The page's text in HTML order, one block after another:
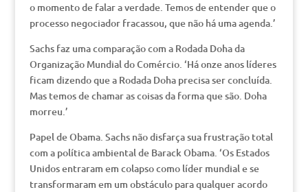
o momento de falar a verdade. Temos de entender que o
processo negociador fracassou, que não há uma agenda.’
Sachs faz uma comparação com a Rodada Doha da
Organização Mundial do Comércio. ‘Há onze anos líderes
ficam dizendo que a Rodada Doha precisa ser concluída.
Mas temos de chamar as coisas da forma que são. Doha
morreu.’
Papel de Obama. Sachs não disfarça sua frustração total
com a política ambiental de Barack Obama. ‘Os Estados
Unidos entraram em colapso como líder mundial e se
transformaram em um obstáculo para qualquer acordo